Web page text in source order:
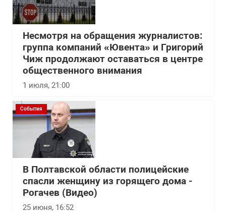
Несмотря на обращения журналистов:
группа компаний «Ювента» и Григорий
Чиж продолжают оставаться в центре
общественного внимания
1 июля, 21:00
События
В Полтавской области полицейские
спасли женщину из горящего дома -
Рогачев (Видео)
25 июня, 16:52